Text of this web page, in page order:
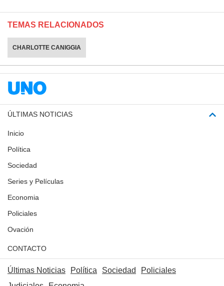
TEMAS RELACIONADOS
CHARLOTTE CANIGGIA
ÚLTIMAS NOTICIAS
Inicio
Política
Sociedad
Series y Películas
Economia
Policiales
Ovación
CONTACTO
Últimas Noticias Política Sociedad
Policiales